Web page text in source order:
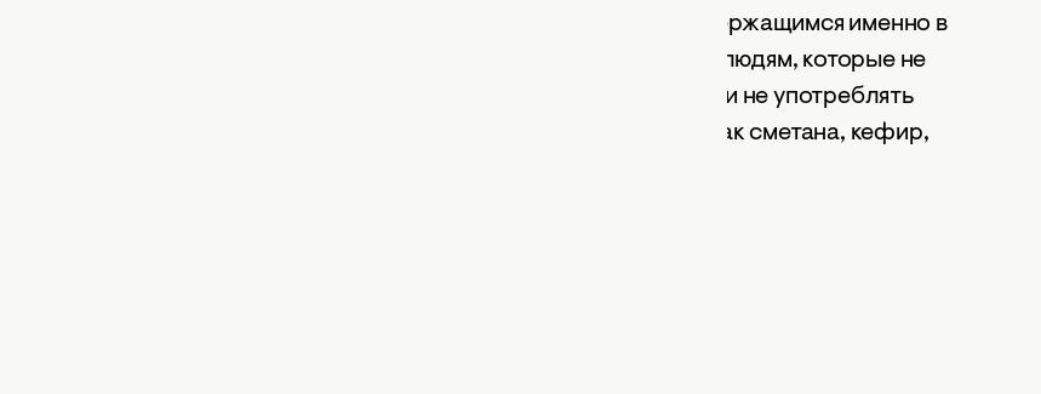
высокая чувствительность организма к белкам, содержащимся именно в
молоке. Специалисты по питанию рекомендуют тем людям, которые не
, или не употреблять
совсем, а включать в свой рацион такие продукты, как сметана, кефир,